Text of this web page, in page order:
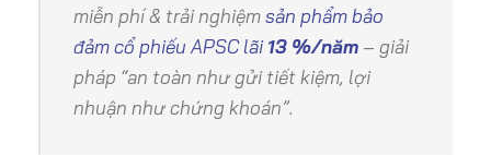
miễn phí & trải nghiệmsản phẩm bảo
đảm cổ phiếu APSC lãi13 %/năm – giải
pháp “an toàn như gửi tiết kiệm, lợi
nhuận như chứng khoán”.